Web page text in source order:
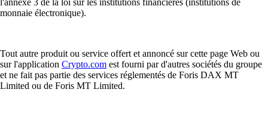
monnaie électronique).
Tout autre produit ou service offert et annoncé sur cette page Web ou
sur l'application Crypto.com est fourni par d'autres sociétés du groupe
et ne fait pas partie des services réglementés de Foris DAX MT
Limited ou de Foris MT Limited.